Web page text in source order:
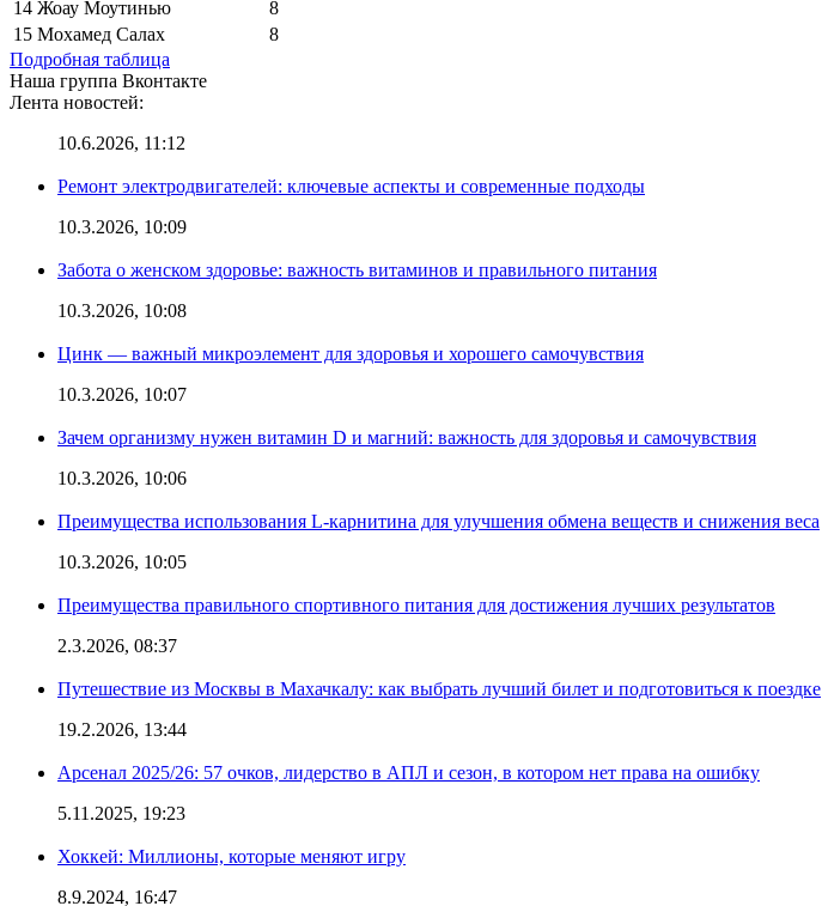
14 Жоау Моутинью
8
15 Мохамед Салах
8
Подробная таблица
Наша группа Вконтакте
Лента новостей:
10.6.2026, 11:12
Ремонт электродвигателей: ключевые аспекты и современные подходы
10.3.2026, 10:09
Забота о женском здоровье: важность витаминов и правильного питания
10.3.2026, 10:08
Цинк — важный микроэлемент для здоровья и хорошего самочувствия
10.3.2026, 10:07
Зачем организму нужен витамин D и магний: важность для здоровья и самочувствия
10.3.2026, 10:06
Преимущества использования L-карнитина для улучшения обмена веществ и снижения веса
10.3.2026, 10:05
Преимущества правильного спортивного питания для достижения лучших результатов
2.3.2026, 08:37
Путешествие из Москвы в Махачкалу: как выбрать лучший билет и подготовиться к поездке
19.2.2026, 13:44
Арсенал 2025/26: 57 очков, лидерство в АПЛ и сезон, в котором нет права на ошибку
5.11.2025, 19:23
Хоккей: Миллионы, которые меняют игру
8.9.2024, 16:47